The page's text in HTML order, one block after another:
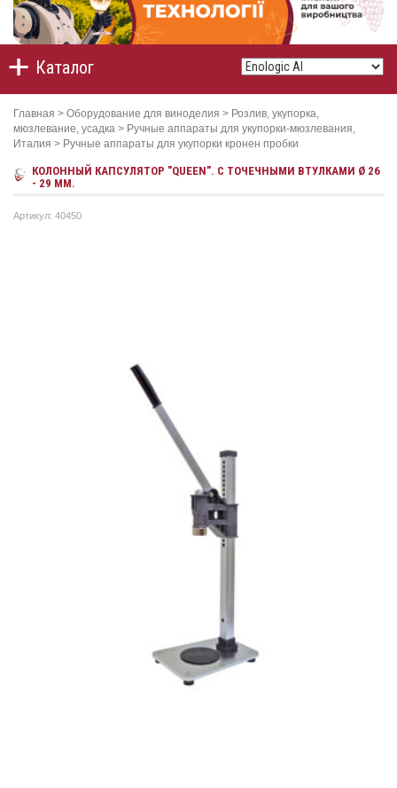
Каталог
Главная > Оборудование для виноделия > Розлив, укупорка,
мюзлевание, усадка > Ручные аппараты для укупорки-мюзлевания,
Италия > Ручные аппараты для укупорки кронен пробки
КОЛОННЫЙ КАПСУЛЯТОР "QUEEN". С ТОЧЕЧНЫМИ ВТУЛКАМИ Ø 26
- 29 ММ.
Артикул: 40450